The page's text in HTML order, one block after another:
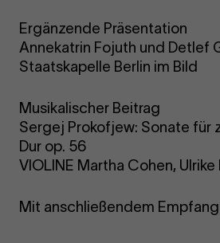
Ergänzende Präsentation
Annekatrin Fojuth und Detlef
Staatskapelle Berlin im Bild
Musikalischer Beitrag
Sergej Prokofjew: Sonate für
Dur op. 56
VIOLINE Martha Cohen,
Mit anschließendem Empfang